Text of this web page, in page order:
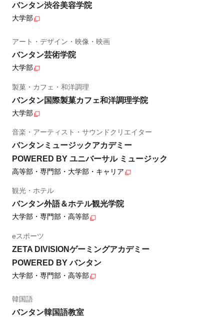
バンタン渋谷美容学院
大学部
アート・デザイン・映像・映画
バンタン芸術学院
大学部
製菓・カフェ・和洋調理
バンタン国際製菓カフェ和洋調理学院
大学部
音楽・アーティスト・サウンドクリエイター
バンタンミュージックアカデミー
POWERED BY ユニバーサル ミュージック
高等部・専門部・大学部・キャリア
観光・ホテル
バンタン外語＆ホテル観光学院
大学部・専門部・高等部
eスポーツ
ZETA DIVISIONゲーミングアカデミー
POWERED BY バンタン
大学部・専門部・高等部
韓国語
バンタン韓国語教室